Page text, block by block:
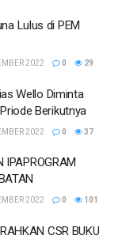
Lulus di PEM
2022 0 29
Wello Diminta
Berikutnya
2022 0 37
IPAPROGRAM
2022 0 101
CSR BUKU